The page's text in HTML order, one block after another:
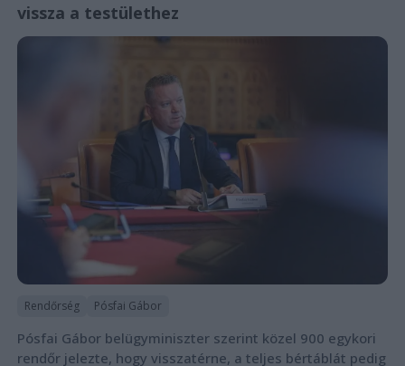
vissza a testülethez
Rendőrség Pósfai Gábor
Pósfai Gábor belügyminiszter szerint közel 900 egykori
rendőr jelezte, hogy visszatérne, a teljes bértáblát pedig